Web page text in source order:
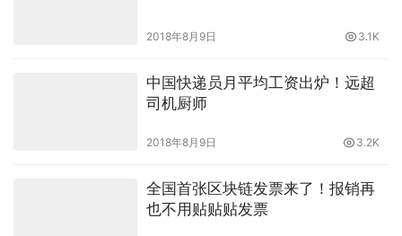
2018年8月9日 3.1K
中国快递员月平均工资出炉！远超
司机厨师
2018年8月9日 3.2K
全国首张区块链发票来了！报销再
也不用贴贴贴发票